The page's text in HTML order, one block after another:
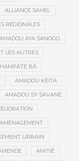
ALLIANCE SAHEL
RÉGIONALES
AYA SANOGO
LES AUTRES
BÂ
AMADOU KÉITA
AMADOU SY SAVANE
AMÉNAGEMENT
URBAIN
AMITIÉ